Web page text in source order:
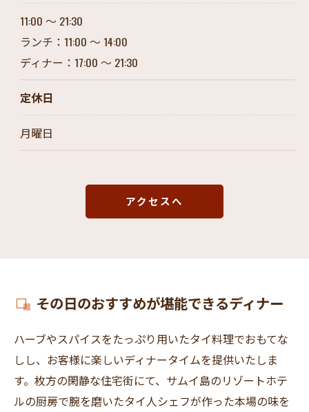
11:00 ～ 21:30
ランチ：11:00 ～ 14:00
ディナー：17:00 ～ 21:30
定休日
月曜日
アクセスへ
その日のおすすめが堪能できるディナー
ハーブやスパイスをたっぷり用いたタイ料理でおもてな
しし、お客様に楽しいディナータイムを提供いたしま
す。枚方の閑静な住宅街にて、サムイ島のリゾートホテ
ルの厨房で腕を磨いたタイ人シェフが作った本場の味を